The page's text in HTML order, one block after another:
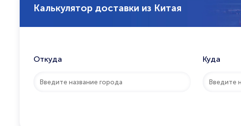
Калькулятор доставки из Китая
Откуда Куда